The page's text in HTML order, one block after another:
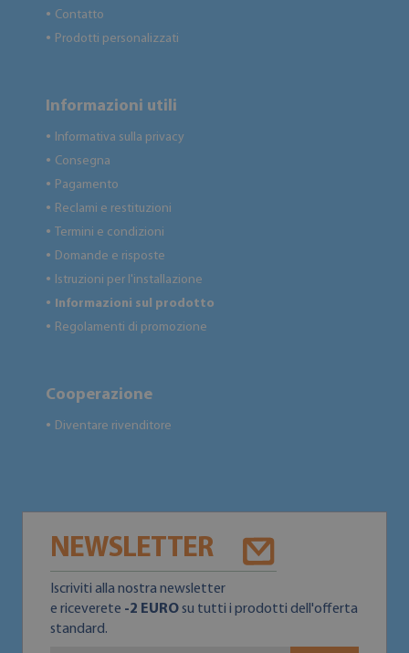
● Contatto
● Prodotti personalizzati
Informazioni utili
● Informativa sulla privacy
● Consegna
● Pagamento
● Reclami e restituzioni
● Termini e condizioni
● Domande e risposte
● Istruzioni per l'installazione
● Informazioni sul prodotto
● Regolamenti di promozione
Cooperazione
● Diventare rivenditore
NEWSLETTER
Iscriviti alla nostra newsletter
e riceverete -2 EUROsu tutti i prodotti dell'offerta
standard.